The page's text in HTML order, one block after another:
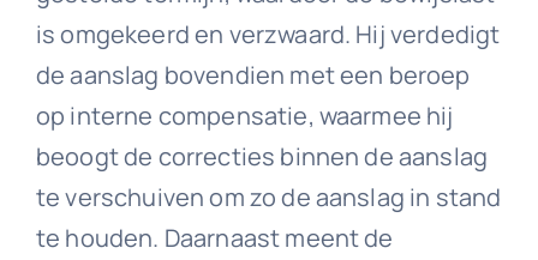
is omgekeerd en verzwaard. Hij verdedigt
de aanslag bovendien met een beroep
op interne compensatie, waarmee hij
beoogt de correcties binnen de aanslag
te verschuiven om zo de aanslag in stand
te houden. Daarnaast meent de